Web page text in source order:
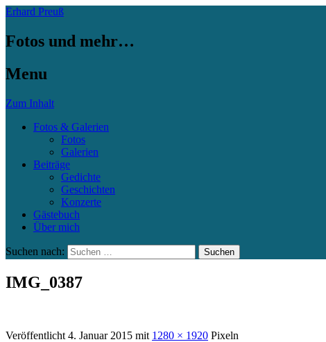
Erhard Preuß
Fotos und mehr…
Menu
Zum Inhalt
Fotos & Galerien
Fotos
Galerien
Beiträge
Gedichte
Geschichten
Konzerte
Gästebuch
Über mich
Suchen nach:
IMG_0387
Veröffentlicht 4. Januar 2015 mit 1280 × 1920 Pixeln